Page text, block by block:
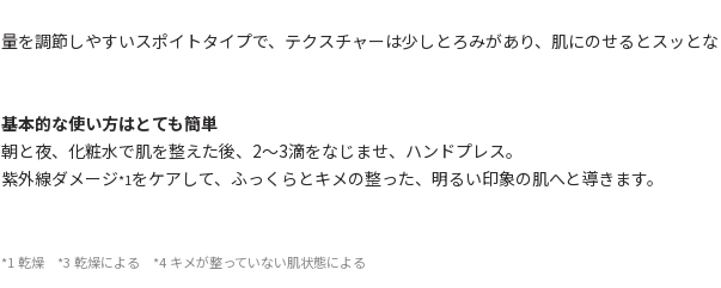
量を調節しやすいスポイトタイプで、テクスチャーは少しとろみがあり、肌にのせるとスッとな
基本的な使い方はとても簡単
朝と夜、化粧水で肌を整えた後、2〜3滴をなじませ、ハンドプレス。
紫外線ダメージ*1をケアして、ふっくらとキメの整った、明るい印象の肌へと導きます。
*1 乾燥 *3 乾燥による *4 キメが整っていない肌状態による